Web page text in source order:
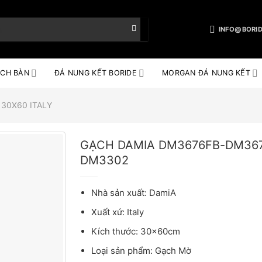
BÀN ĐÁ NUNG KẾT BORIDE MORGAN ĐÁ NUNG KẾT
30X60 ITALY
GẠCH DAMIA DM3676FB-
DM3302
Nhà sản xuất: DamiA
Xuất xứ: Italy
Kích thước: 30x60cm
Loại sản phẩm: Gạch Mờ